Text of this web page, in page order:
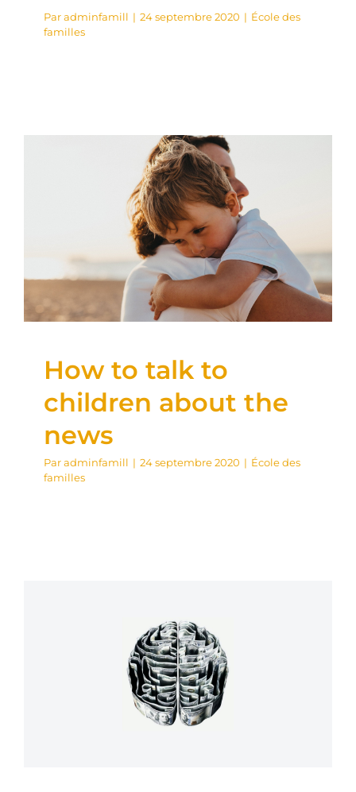
Paradminfamill | 24 septembre 2020 | École des
familles
How to talk to
children about the
news
École des familles
How to talk to
children about the
news
Paradminfamill | 24 septembre 2020 | École des
familles
How couples can
avoid holiday conflict
over money
École des familles